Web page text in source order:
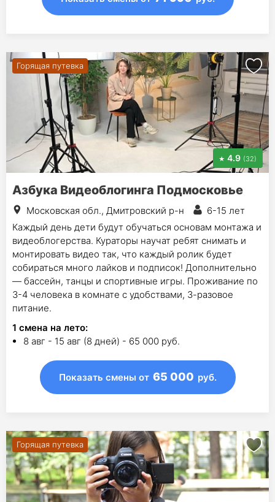
Горящая путевка
4.9 (32)
Азбука Видеоблогинга Подмосковье
Московская обл., Дмитровский р-н
6-15 лет
Каждый день дети будут обучаться основам монтажа и
видеоблогерства. Кураторы научат ребят снимать и
монтировать видео так, что каждый ролик будет
собираться много лайков и подписок! Дополнительно
— бассейн, танцы и спортивные игры. Проживание по
3-4 человека в комнате с удобствами, 3-разовое
питание.
1 смена на лето:
8 авг - 15 авг (8 дней) - 65 000 руб.
Показать смены от 65 000 руб.
Горящая путевка